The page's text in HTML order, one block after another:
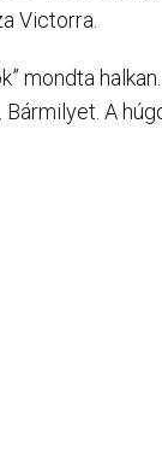
Victorra.
mondta
A